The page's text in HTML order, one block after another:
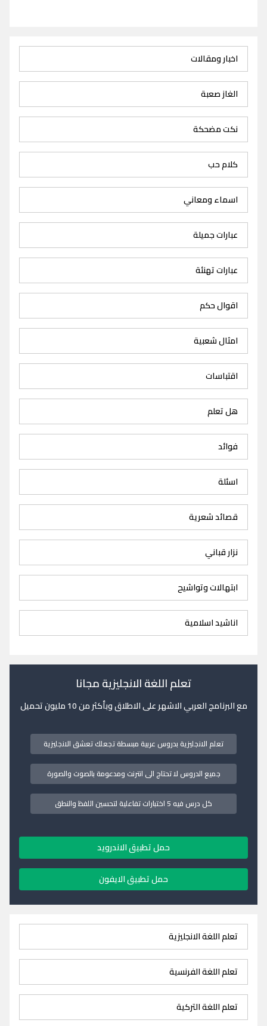
اخبار ومقالات
الغاز صعبة
نكت مضحكة
كلام حب
اسماء ومعاني
عبارات جميلة
عبارات تهنئة
اقوال حكم
امثال شعبية
اقتباسات
هل تعلم
فوائد
اسئلة
قصائد شعرية
نزار قباني
ابتهالات وتواشيح
اناشيد اسلامية
تعلم اللغة الانجليزية مجانا
مع البرنامج العربي الاشهر على الاطلاق وبأكثر من 10 مليون تحميل
تعلم الانجليزية بدروس عربية مبسطة تجعلك تعشق الانجليزية
جميع الدروس لا تحتاج الى انترنت ومدعومة بالصوت والصورة
كل درس فيه 5 اختبارات تفاعلية لتحسين اللفظ والنطق
حمل تطبيق الاندرويد
حمل تطبيق الايفون
تعلم اللغة الانجليزية
تعلم اللغة الفرنسية
تعلم اللغة التركية